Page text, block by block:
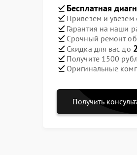
Бесплатная
Привезем и увезем
Гарантия на наши
Срочный ремонт
Скидка для вас до
Получите 1500
Оригинальные
Получить